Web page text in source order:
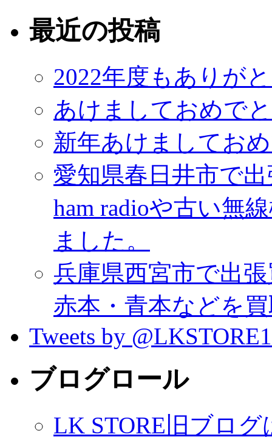
最近の投稿
2022年度もありが
あけましておめで
新年あけましてお
愛知県春日井市で
ham radioや古い無
ました。
兵庫県西宮市で出
赤本・青本などを
Tweets by @LKSTORE1
ブログロール
LK STORE旧ブロ